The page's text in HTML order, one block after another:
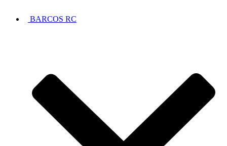
BARCOS RC